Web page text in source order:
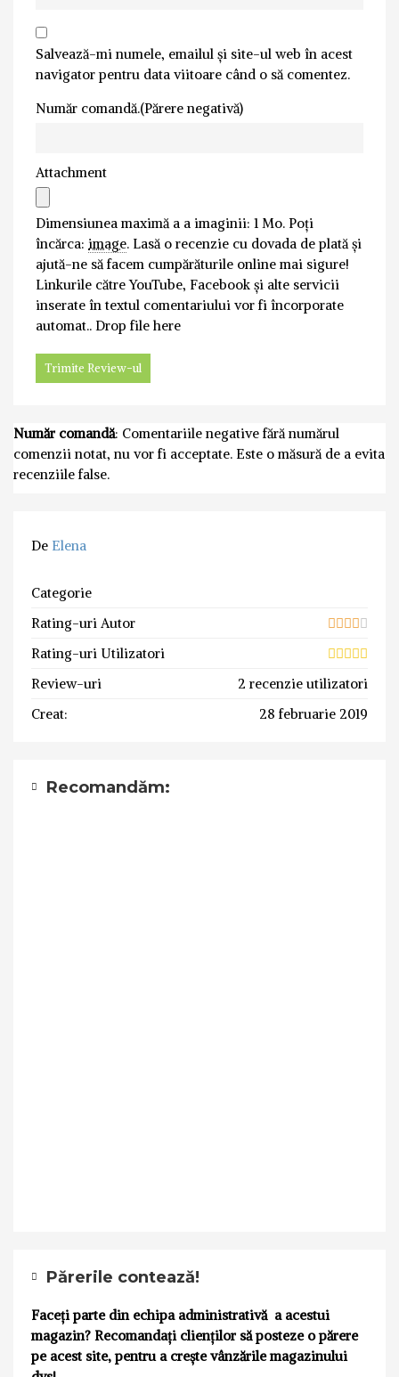
Salvează-mi numele, emailul și site-ul web în acest
navigator pentru data viitoare când o să comentez.
Număr comandă.(Părere negativă)
Attachment
Dimensiunea maximă a a imaginii: 1 Mo. Poți
încărca: image. Lasă o recenzie cu dovada de plată și
ajută-ne să facem cumpărăturile online mai sigure!
Linkurile către YouTube, Facebook și alte servicii
inserate în textul comentariului vor fi încorporate
automat.. Drop file here
Număr comandă: Comentariile negative fără numărul
comenzii notat, nu vor fi acceptate. Este o măsură de a evita
recenziile false.
De Elena
Categorie
Rating-uri Autor
Rating-uri Utilizatori
Review-uri
2 recenzie utilizatori
Creat:
28 februarie 2019
Recomandăm:
Părerile contează!
Faceți parte din echipa administrativă a acestui
magazin? Recomandați clienților să posteze o părere
pe acest site, pentru a crește vânzările magazinului